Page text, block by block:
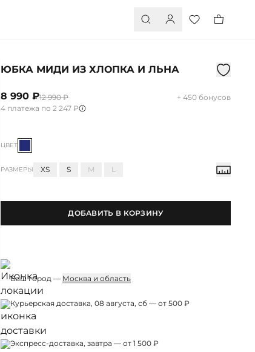
ЮБКА МИДИ ИЗ ХЛОПКА И ЛЬНА
8 990 ₽12 990 ₽
+ 450 бонусов
4 платежа по 2 247 ₽
ЦВЕТ
РАЗМЕРЫ XS S M L
ДОБАВИТЬ В КОРЗИНУ
Ваш город — Москва и область
Курьерская доставка, 08 августа, сб — от 500 ₽
Экспресс-доставка, завтра — от 1 500 ₽